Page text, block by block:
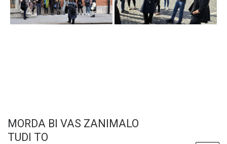
MORDA BI VAS ZANIMALO
TUDI TO